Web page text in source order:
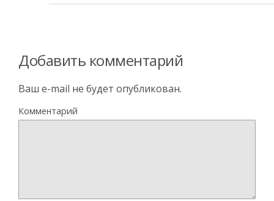
Добавить комментарий
Ваш e-mail не будет опубликован.
Комментарий